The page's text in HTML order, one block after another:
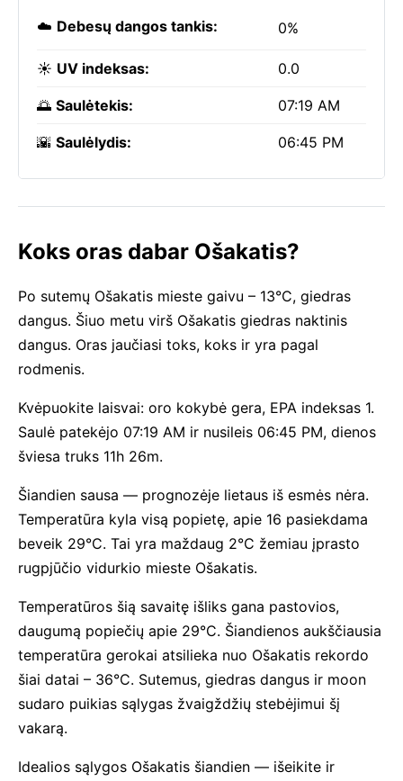
☁️ Debesų dangos tankis: 0%
☀️ UV indeksas: 0.0
🌅 Saulėtekis: 07:19 AM
🌇 Saulėlydis: 06:45 PM
Koks oras dabar Ošakatis?
Po sutemų Ošakatis mieste gaivu – 13°C, giedras
dangus. Šiuo metu virš Ošakatis giedras naktinis
dangus. Oras jaučiasi toks, koks ir yra pagal
rodmenis.
Kvėpuokite laisvai: oro kokybė gera, EPA indeksas 1.
Saulė patekėjo 07:19 AM ir nusileis 06:45 PM, dienos
šviesa truks 11h 26m.
Šiandien sausa — prognozėje lietaus iš esmės nėra.
Temperatūra kyla visą popietę, apie 16 pasiekdama
beveik 29°C. Tai yra maždaug 2°C žemiau įprasto
rugpjūčio vidurkio mieste Ošakatis.
Temperatūros šią savaitę išliks gana pastovios,
daugumą popiečių apie 29°C. Šiandienos aukščiausia
temperatūra gerokai atsilieka nuo Ošakatis rekordo
šiai datai – 36°C. Sutemus, giedras dangus ir moon
sudaro puikias sąlygas žvaigždžių stebėjimui šį
vakarą.
Idealios sąlygos Ošakatis šiandien — išeikite ir